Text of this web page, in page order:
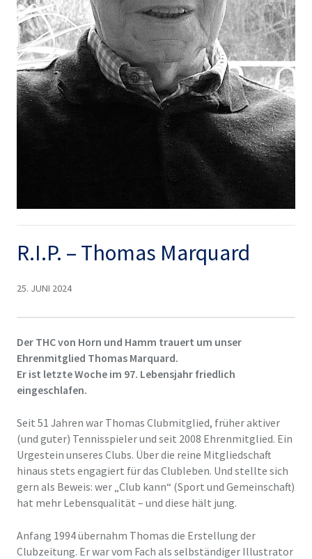
R.I.P. – Thomas Marquard
25. JUNI 2024
Der THC von Horn und Hamm trauert um unser
Ehrenmitglied Thomas Marquard.
Er ist letzte Woche im 97. Lebensjahr friedlich
eingeschlafen.
Seit 51 Jahren war Thomas Clubmitglied, früher aktiver
(und guter) Tennisspieler und seit 2008 Ehrenmitglied. Ein
Urgestein unseres Clubs. Über die reine Mitgliedschaft
hinaus stets engagiert für das Clubleben. Und stellte sich
gern als Beweis: wer „Club kann“ (Sport und Gemeinschaft)
hat mehr Lebensqualität – und diese hält jung.
Anfang 1994 übernahm Thomas die Erstellung der
Clubzeitung. Er war vom Fach als selbständiger Illustrator